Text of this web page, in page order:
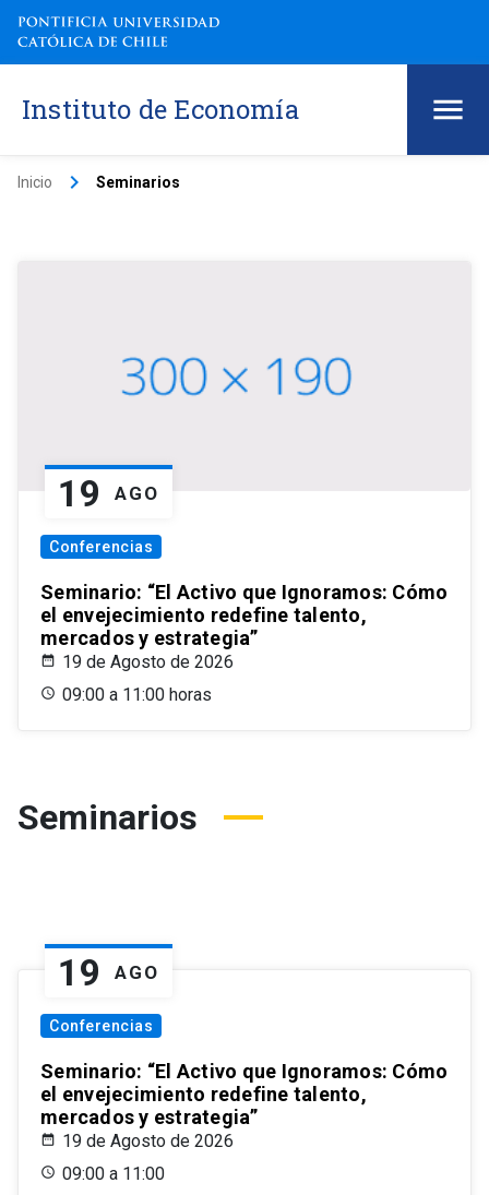
Instituto de Economía
Inicio keyboard_arrow_right Seminarios
19 AGO
Conferencias
Seminario: “El Activo que Ignoramos: Cómo
el envejecimiento redefine talento,
mercados y estrategia”
19 de Agosto de 2026
09:00 a 11:00 horas
Seminarios
19 AGO
Conferencias
Seminario: “El Activo que Ignoramos: Cómo
el envejecimiento redefine talento,
mercados y estrategia”
19 de Agosto de 2026
09:00 a 11:00